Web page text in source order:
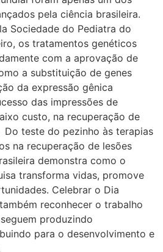
pela ciência brasileira.
Sociedade do Pediatra do
os tratamentos genéticos
com a aprovação de
a substituição de genes
da expressão gênica
das impressões de
custo, na recuperação de
Do teste do pezinho às terapias
na recuperação de lesões
demonstra como o
transforma vidas, promove
Celebrar o Dia
reconhecer o trabalho
produzindo
para o desenvolvimento e